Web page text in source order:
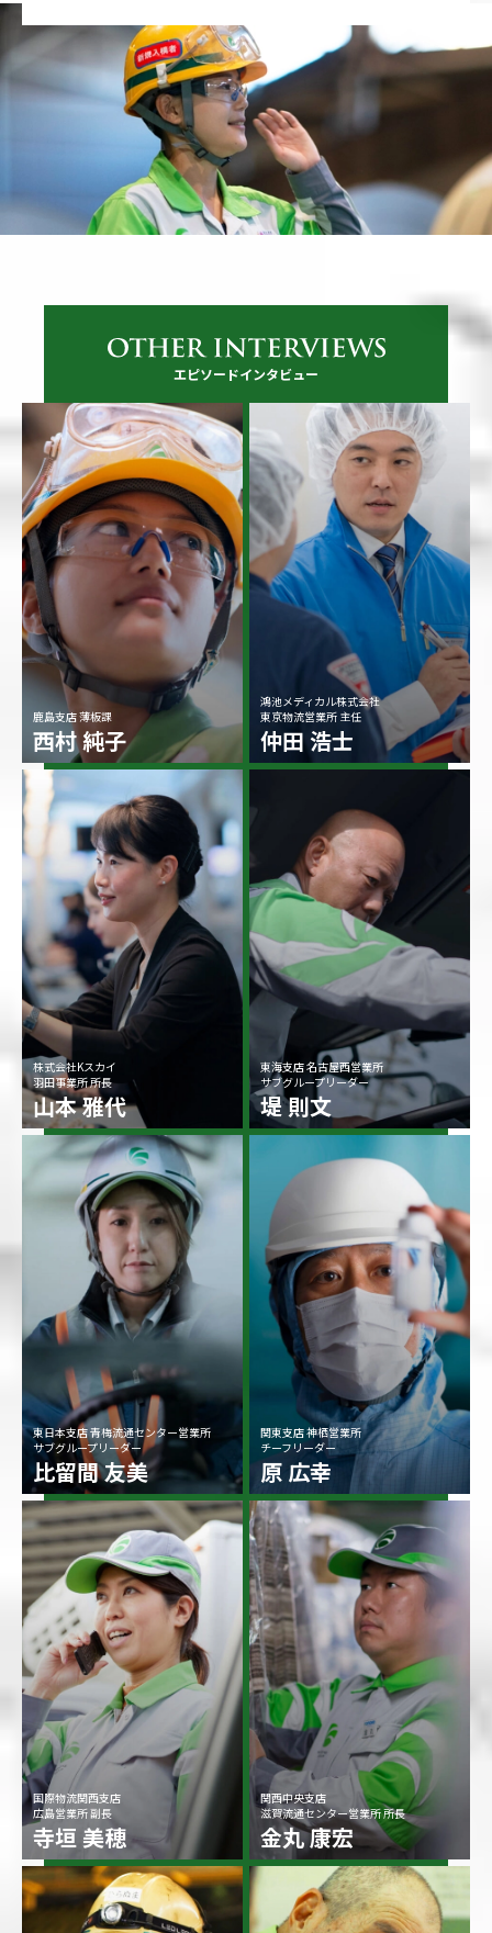
エピソードインタビュー
鹿島支店 薄板課
西村 純子
鴻池メディカル株式会社
東京物流営業所 主任
仲田 浩士
株式会社Kスカイ
羽田事業所 所長
山本 雅代
東海支店 名古屋西営業所
サブグループリーダー
堤 則文
東日本支店 青梅流通センター営業所
サブグループリーダー
比留間 友美
関東支店 神栖営業所
チーフリーダー
原 広幸
国際物流関西支店
広島営業所 副長
寺垣 美穂
関西中央支店
滋賀流通センター営業所 所長
金丸 康宏